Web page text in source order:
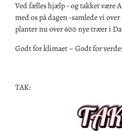
Ved fælles hjælp - og takket være
med os på dagen -samlede vi
planter nu over 600 nye træer i
Godt for klimaet – Godt for
TAK: